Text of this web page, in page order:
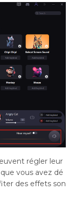
régler leur
vous avez dé
des effets son